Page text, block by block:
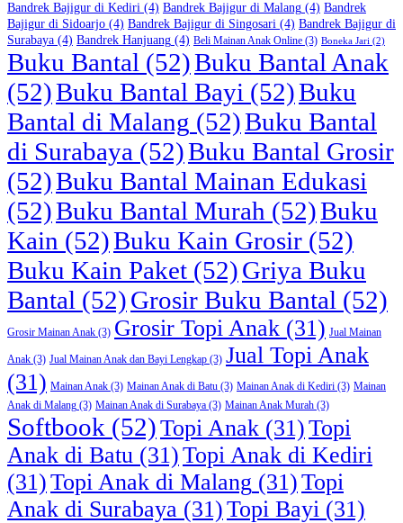
Bandrek Bajigur di Kediri (4) Bandrek Bajigur di Malang (4) Bandrek
Bajigur di Sidoarjo (4) Bandrek Bajigur di Singosari (4) Bandrek Bajigur di
Surabaya (4) Bandrek Hanjuang (4) Beli Mainan Anak Online (3) Boneka Jari (2)
Buku Bantal (52)Buku Bantal Anak
(52)Buku Bantal Bayi (52)Buku
Bantal di Malang (52)Buku Bantal
di Surabaya (52)Buku Bantal Grosir
(52)Buku Bantal Mainan Edukasi
(52)Buku Bantal Murah (52)Buku
Kain (52)Buku Kain Grosir (52)
Buku Kain Paket (52)Griya Buku
Bantal (52)Grosir Buku Bantal (52)
Grosir Mainan Anak (3) Grosir Topi Anak (31) Jual Mainan
Anak (3) Jual Mainan Anak dan Bayi Lengkap (3) Jual Topi Anak
(31) Mainan Anak (3) Mainan Anak di Batu (3) Mainan Anak di Kediri (3) Mainan
Anak di Malang (3) Mainan Anak di Surabaya (3) Mainan Anak Murah (3)
Softbook (52)Topi Anak (31)Topi
Anak di Batu (31)Topi Anak di Kediri
(31)Topi Anak di Malang (31)Topi
Anak di Surabaya (31)Topi Bayi (31)